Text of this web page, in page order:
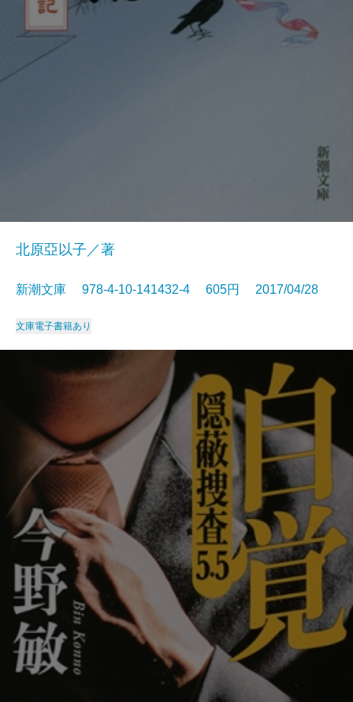
北原亞以子／著
新潮文庫 978-4-10-141432-4 605円 2017/04/28
文庫電子書籍あり